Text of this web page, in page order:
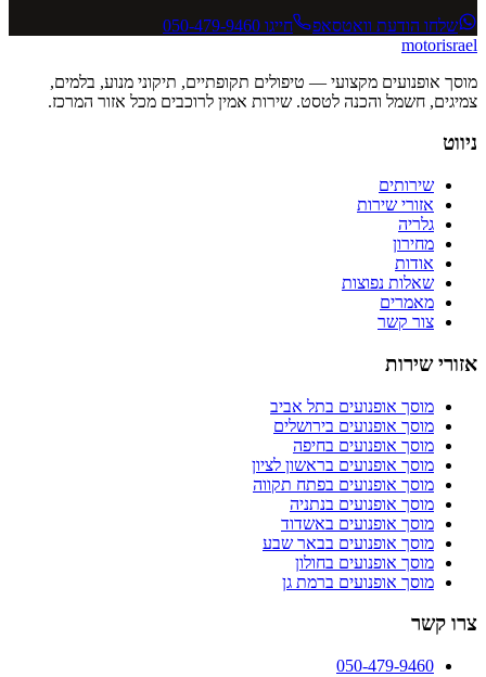
שלחו הודעת וואטסאפ חייגו 050-479-9460
motorisrael
מוסך אופנועים מקצועי — טיפולים תקופתיים, תיקוני מנוע, בלמים,
צמיגים, חשמל והכנה לטסט. שירות אמין לרוכבים מכל אזור המרכז.
ניווט
שירותים
אזורי שירות
גלריה
מחירון
אודות
שאלות נפוצות
מאמרים
צור קשר
אזורי שירות
מוסך אופנועים בתל אביב
מוסך אופנועים בירושלים
מוסך אופנועים בחיפה
מוסך אופנועים בראשון לציון
מוסך אופנועים בפתח תקווה
מוסך אופנועים בנתניה
מוסך אופנועים באשדוד
מוסך אופנועים בבאר שבע
מוסך אופנועים בחולון
מוסך אופנועים ברמת גן
צרו קשר
050-479-9460